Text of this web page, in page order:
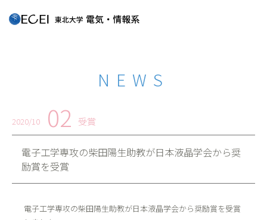
NEWS
2020/10 02 受賞
電子工学専攻の柴田陽生助教が日本液晶学会から奨
励賞を受賞
電子工学専攻の柴田陽生助教が日本液晶学会から奨励賞を受賞